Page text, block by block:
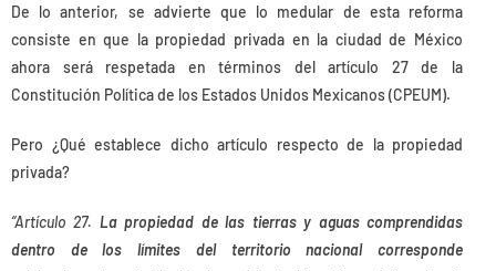
De lo anterior, se advierte que lo medular de esta reforma
consiste en que la propiedad privada en la ciudad de México
ahora será respetada en términos del artículo 27 de la
Constitución Política de los Estados Unidos Mexicanos (CPEUM).
Pero ¿Qué establece dicho artículo respecto de la propiedad
privada?
“Artículo 27. La propiedad de las tierras y aguas comprendidas
dentro de los límites del territorio nacional corresponde